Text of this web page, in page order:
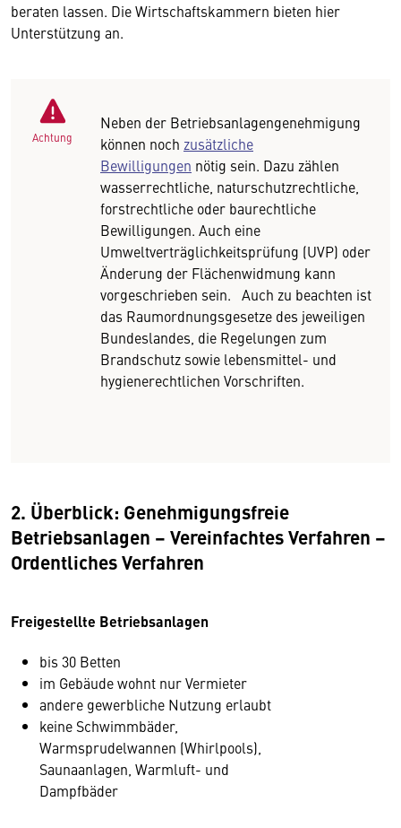
beraten lassen. Die Wirtschaftskammern bieten hier
Unterstützung an.
Achtung
Neben der Betriebsanlagengenehmigung
können noch zusätzliche
Bewilligungen nötig sein. Dazu zählen
wasserrechtliche, naturschutzrechtliche,
forstrechtliche oder baurechtliche
Bewilligungen. Auch eine
Umweltverträglichkeitsprüfung (UVP) oder
Änderung der Flächenwidmung kann
vorgeschrieben sein. Auch zu beachten ist
das Raumordnungsgesetze des jeweiligen
Bundeslandes, die Regelungen zum
Brandschutz sowie lebensmittel- und
hygienerechtlichen Vorschriften.
2. Überblick: Genehmigungsfreie
Betriebsanlagen – Vereinfachtes Verfahren –
Ordentliches Verfahren
Freigestellte Betriebsanlagen
bis 30 Betten
im Gebäude wohnt nur Vermieter
andere gewerbliche Nutzung erlaubt
keine Schwimmbäder,
Warmsprudelwannen (Whirlpools),
Saunaanlagen, Warmluft- und
Dampfbäder